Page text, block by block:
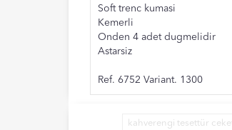
Soft trenc kumasi
Kemerli
Onden 4 adet dugmelidir
Astarsiz
Ref. 6752 Variant. 1300
kahverengi tesettür